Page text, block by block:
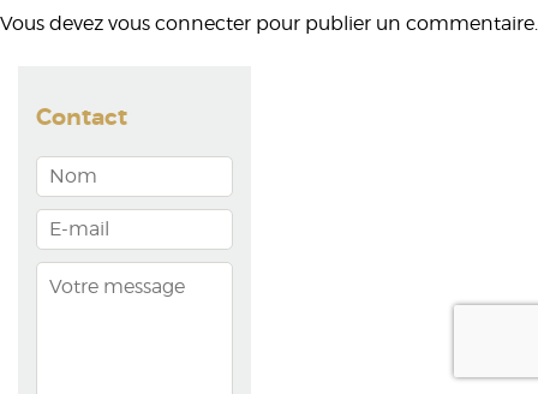
Vous devez vous connecter pour publier un commentaire.
Contact